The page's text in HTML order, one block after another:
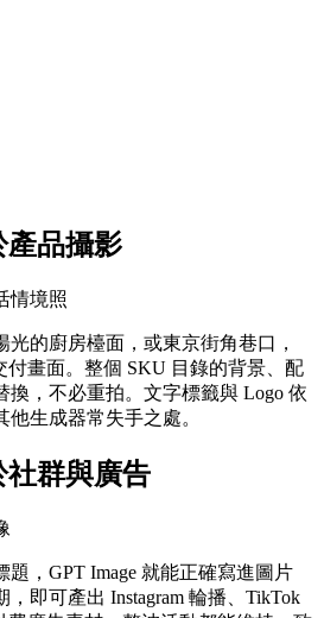
產品攝影
情境照
的廚房檯面，或東京街角巷口，
付畫面。整個 SKU 目錄的背景、配
換，不必重拍。文字標籤與 Logo 依
生成器常失手之處。
社群與廣告
，GPT Image 就能正確寫進圖片
即可產出 Instagram 輪播、TikTok